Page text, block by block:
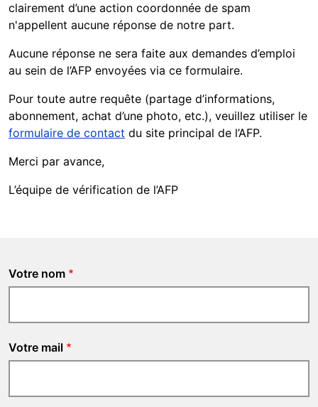
clairement d’une action coordonnée de spam
n'appellent aucune réponse de notre part.
Aucune réponse ne sera faite aux demandes d’emploi
au sein de l’AFP envoyées via ce formulaire.
Pour toute autre requête (partage d’informations,
abonnement, achat d’une photo, etc.), veuillez utiliser le
formulaire de contact du site principal de l’AFP.
Merci par avance,
L’équipe de vérification de l’AFP
Votre nom
Votre mail